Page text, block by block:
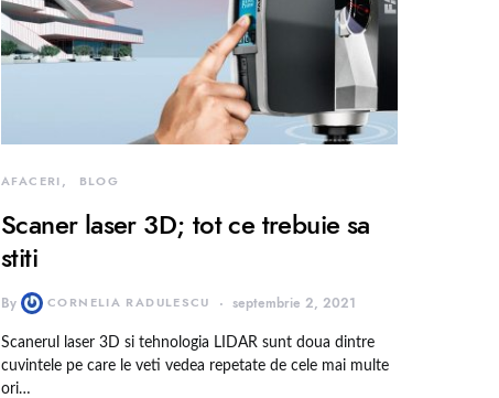
AFACERI BLOG
Scaner laser 3D; tot ce trebuie sa
stiti
By CORNELIA RADULESCU septembrie 2, 2021
Scanerul laser 3D si tehnologia LIDAR sunt doua dintre
cuvintele pe care le veti vedea repetate de cele mai multe
ori…